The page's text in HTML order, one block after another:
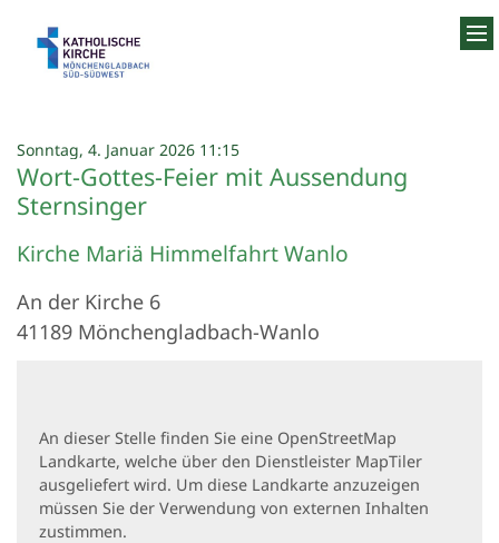
Sonntag, 4. Januar 2026 11:15:
Wort-Gottes-Feier mit Aussendung
Sternsinger
Kirche Mariä Himmelfahrt Wanlo
An der Kirche 6
41189 Mönchengladbach-Wanlo
An dieser Stelle finden Sie eine OpenStreetMap
Landkarte, welche über den Dienstleister MapTiler
ausgeliefert wird. Um diese Landkarte anzuzeigen
müssen Sie der Verwendung von externen Inhalten
zustimmen.